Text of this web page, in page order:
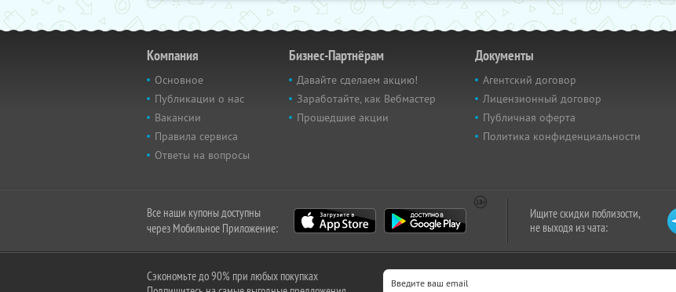
Компания
Основное
Публикации о нас
Вакансии
Правила сервиса
Ответы на вопросы
Бизнес-Партнёрам
Давайте сделаем акцию!
Заработайте, как Вебмастер
Прошедшие акции
Документы
Агентский договор
Лицензионный договор
Публичная оферта
Политика конфиденциальности
Все наши купоны доступны
через Мобильное Приложение:
Ищите скидки поблизости,
не выходя из чата:
Сэкономьте до 90% при любых покупках